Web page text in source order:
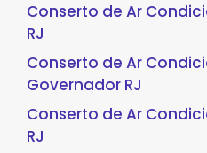
Conserto de Ar
RJ
Conserto de Ar
Governador RJ
Conserto de Ar
RJ